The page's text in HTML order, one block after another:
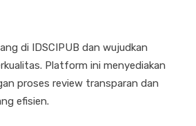
di IDSCIPUB dan wujudkan
Platform ini menyediakan
proses review transparan dan
efisien.